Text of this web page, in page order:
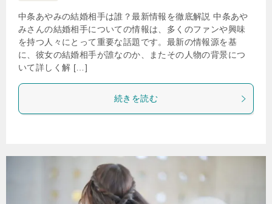
中条あやみの結婚相手は誰？最新情報を徹底解説 中条あや
みさんの結婚相手についての情報は、多くのファンや興味
を持つ人々にとって重要な話題です。最新の情報源を基
に、彼女の結婚相手が誰なのか、またその人物の背景につ
いて詳しく解 […]
続きを読む